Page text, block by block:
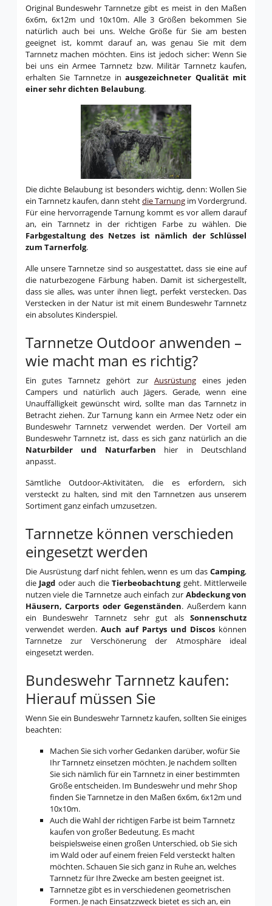
Original Bundeswehr Tarnnetze gibt es meist in den Maßen
6x6m, 6x12m und 10x10m. Alle 3 Größen bekommen Sie
natürlich auch bei uns. Welche Größe für Sie am besten
geeignet ist, kommt darauf an, was genau Sie mit dem
Tarnnetz machen möchten. Eins ist jedoch sicher: Wenn Sie
bei uns ein Armee Tarnnetz bzw. Militär Tarnnetz kaufen,
erhalten Sie Tarnnetze inausgezeichneter Qualität mit
einer sehr dichten Belaubung.
Die dichte Belaubung ist besonders wichtig, denn: Wollen Sie
ein Tarnnetz kaufen, dann stehtdie Tarnung im Vordergrund.
Für eine hervorragende Tarnung kommt es vor allem darauf
an, ein Tarnnetz in der richtigen Farbe zu wählen. Die
Farbgestaltung des Netzes ist nämlich der Schlüssel
zum Tarnerfolg.
Alle unsere Tarnnetze sind so ausgestattet, dass sie eine auf
die naturbezogene Färbung haben. Damit ist sichergestellt,
dass sie alles, was unter ihnen liegt, perfekt verstecken. Das
Verstecken in der Natur ist mit einem Bundeswehr Tarnnetz
ein absolutes Kinderspiel.
Tarnnetze Outdoor anwenden –
wie macht man es richtig?
Ein gutes Tarnnetz gehört zur Ausrüstungeines jeden
Campers und natürlich auch Jägers. Gerade, wenn eine
Unauffälligkeit gewünscht wird, sollte man das Tarnnetz in
Betracht ziehen. Zur Tarnung kann ein Armee Netz oder ein
Bundeswehr Tarnnetz verwendet werden. Der Vorteil am
Bundeswehr Tarnnetz ist, dass es sich ganz natürlich an die
Naturbilder und Naturfarben hier in Deutschland
anpasst.
Sämtliche Outdoor-Aktivitäten, die es erfordern, sich
versteckt zu halten, sind mit den Tarnnetzen aus unserem
Sortiment ganz einfach umzusetzen.
Tarnnetze können verschieden
eingesetzt werden
Die Ausrüstung darf nicht fehlen, wenn es um dasCamping,
die Jagd oder auch dieTierbeobachtunggeht. Mittlerweile
nutzen viele die Tarnnetze auch einfach zur Abdeckung von
Häusern, Carports oder Gegenständen. Außerdem kann
ein Bundeswehr Tarnnetz sehr gut alsSonnenschutz
verwendet werden. Auch auf Partys und Discos können
Tarnnetze zur Verschönerung der Atmosphäre ideal
eingesetzt werden.
Bundeswehr Tarnnetz kaufen:
Hierauf müssen Sie
Wenn Sie ein Bundeswehr Tarnnetz kaufen, sollten Sie einiges
beachten:
Machen Sie sich vorher Gedanken darüber, wofür Sie
Ihr Tarnnetz einsetzen möchten. Je nachdem sollten
Sie sich nämlich für ein Tarnnetz in einer bestimmten
Größe entscheiden. Im Bundeswehr und mehr Shop
finden Sie Tarnnetze in den Maßen 6x6m, 6x12m und
10x10m.
Auch die Wahl der richtigen Farbe ist beim Tarnnetz
kaufen von großer Bedeutung. Es macht
beispielsweise einen großen Unterschied, ob Sie sich
im Wald oder auf einem freien Feld versteckt halten
möchten. Schauen Sie sich ganz in Ruhe an, welches
Tarnnetz für Ihre Zwecke am besten geeignet ist.
Tarnnetze gibt es in verschiedenen geometrischen
Formen. Je nach Einsatzzweck bietet es sich an, ein